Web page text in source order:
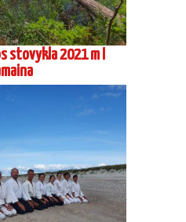
seminaras Preiloje
09